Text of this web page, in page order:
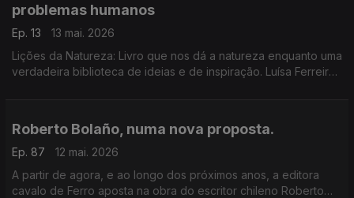
problemas humanos
Ep. 13
13 mai. 2026
Lições da Natureza: Livro que nos dá a natureza enquanto uma
verdadeira biblioteca de ideias e de inspiração. Luísa Ferreira
Roberto Bolaño, numa nova proposta.
Ep. 87
12 mai. 2026
A partir de agora, e ao longo dos próximos anos, a editora
cavalo de Ferro aposta na obra do escritor chileno Roberto